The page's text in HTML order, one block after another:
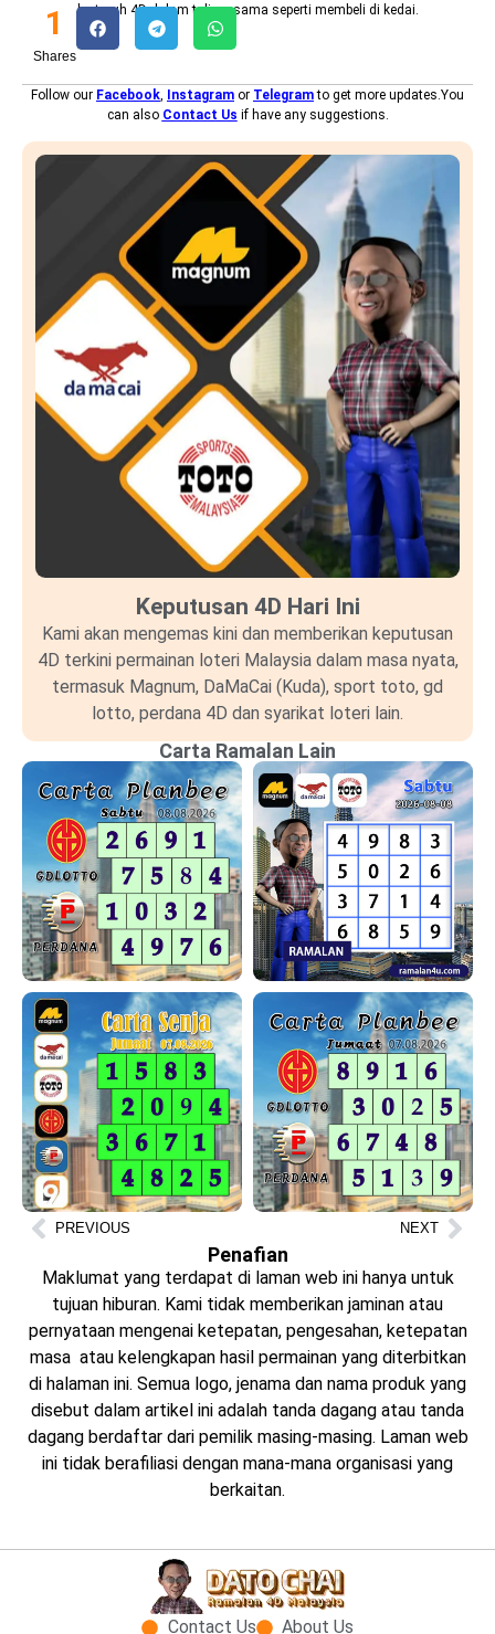
bertaruh 4D dalam talian, sama seperti membeli di kedai.
Shares
1
Follow our Facebook, Instagram or Telegramto get more updates.You
can also Contact Us if have any suggestions.
Keputusan 4D Hari Ini
Kami akan mengemas kini dan memberikan keputusan
4D terkini permainan loteri Malaysia dalam masa nyata,
termasuk Magnum, DaMaCai (Kuda), sport toto, gd
lotto, perdana 4D dan syarikat loteri lain.
Carta Ramalan Lain
PREVIOUS NEXT
Penafian
Maklumat yang terdapat di laman web ini hanya untuk
tujuan hiburan. Kami tidak memberikan jaminan atau
pernyataan mengenai ketepatan, pengesahan, ketepatan
masa atau kelengkapan hasil permainan yang diterbitkan
di halaman ini. Semua logo, jenama dan nama produk yang
disebut dalam artikel ini adalah tanda dagang atau tanda
dagang berdaftar dari pemilik masing-masing. Laman web
ini tidak berafiliasi dengan mana-mana organisasi yang
berkaitan.
Contact Us About Us